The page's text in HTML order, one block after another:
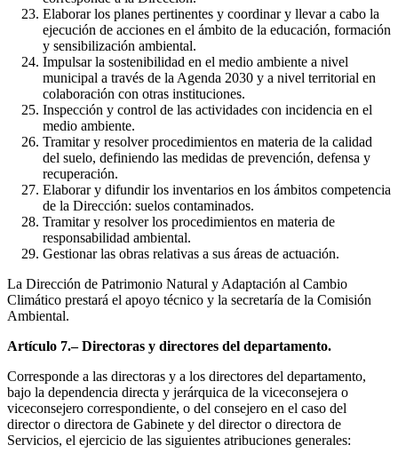
Elaborar los planes pertinentes y coordinar y llevar a cabo la
ejecución de acciones en el ámbito de la educación, formación
y sensibilización ambiental.
Impulsar la sostenibilidad en el medio ambiente a nivel
municipal a través de la Agenda 2030 y a nivel territorial en
colaboración con otras instituciones.
Inspección y control de las actividades con incidencia en el
medio ambiente.
Tramitar y resolver procedimientos en materia de la calidad
del suelo, definiendo las medidas de prevención, defensa y
recuperación.
Elaborar y difundir los inventarios en los ámbitos competencia
de la Dirección: suelos contaminados.
Tramitar y resolver los procedimientos en materia de
responsabilidad ambiental.
Gestionar las obras relativas a sus áreas de actuación.
La Dirección de Patrimonio Natural y Adaptación al Cambio
Climático prestará el apoyo técnico y la secretaría de la Comisión
Ambiental.
Artículo 7.– Directoras y directores del departamento.
Corresponde a las directoras y a los directores del departamento,
bajo la dependencia directa y jerárquica de la viceconsejera o
viceconsejero correspondiente, o del consejero en el caso del
director o directora de Gabinete y del director o directora de
Servicios, el ejercicio de las siguientes atribuciones generales: